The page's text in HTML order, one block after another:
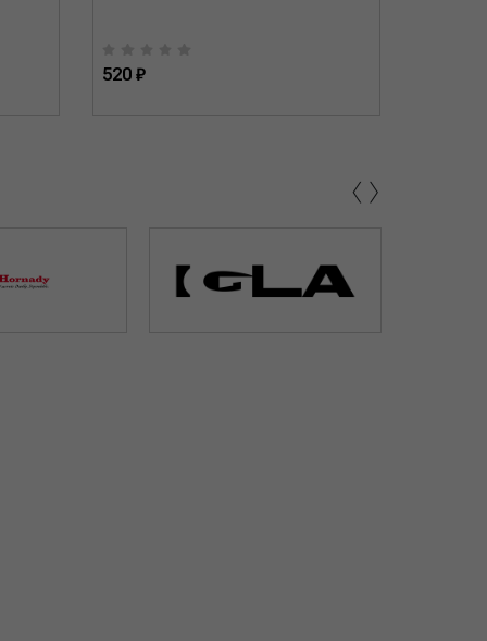
520 ₽
‹›